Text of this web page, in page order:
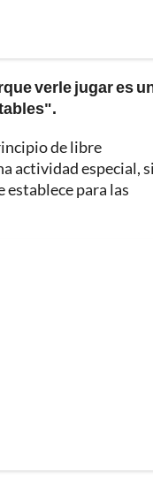
verle jugar es
de libre
actividad especial,
establece para las